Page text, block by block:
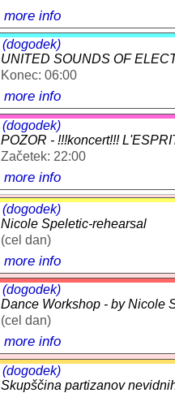
more info
(dogodek)
UNITED SOUNDS OF
Konec: 06:00
more info
(dogodek)
POZOR - !!!koncert!!!
Začetek: 22:00
more info
(dogodek)
Nicole Speletic-rehearsal
(cel dan)
more info
(dogodek)
Dance Workshop - by Nicole
(cel dan)
more info
(dogodek)
Skupščina partizanov